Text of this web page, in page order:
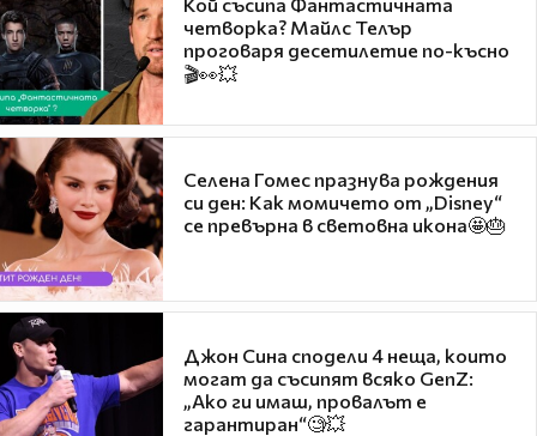
четворка? Майлс Телър
проговаря десетилетие по-късно
🎬👀💥
Селена Гомес празнува рождения
си ден: Как момичето от „Disney“
се превърна в световна икона🤩🎂
Джон Сина сподели 4 неща, които
могат да съсипят всяко GenZ:
„Ако ги имаш, провалът е
гарантиран“🧐💥